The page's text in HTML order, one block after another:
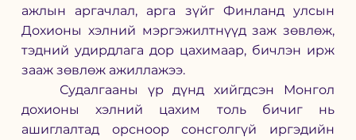
ажлын аргачлал, арга зүйг Финланд улсын
Дохионы хэлний мэргэжилтнүүд заж зөвлөж,
тэдний удирдлага дор цахимаар, бичлэн ирж
зааж зөвлөж ажиллажээ.
дохионы хэлний цахим толь бичиг нь
ашиглалтад орсноор сонсголгүй иргэдийн